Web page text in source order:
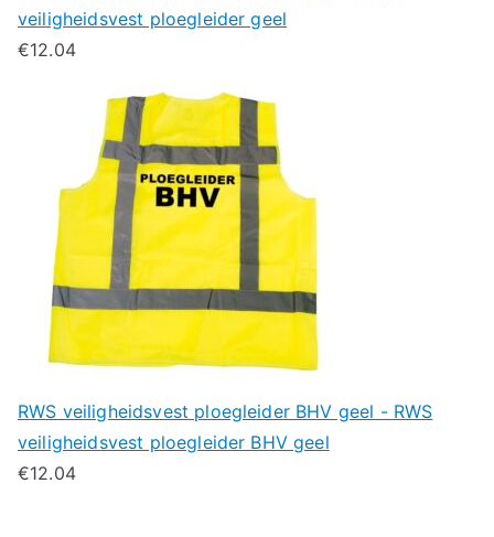
veiligheidsvest ploegleider geel
€12.04
RWS veiligheidsvest ploegleider BHV geel - RWS
veiligheidsvest ploegleider BHV geel
€12.04